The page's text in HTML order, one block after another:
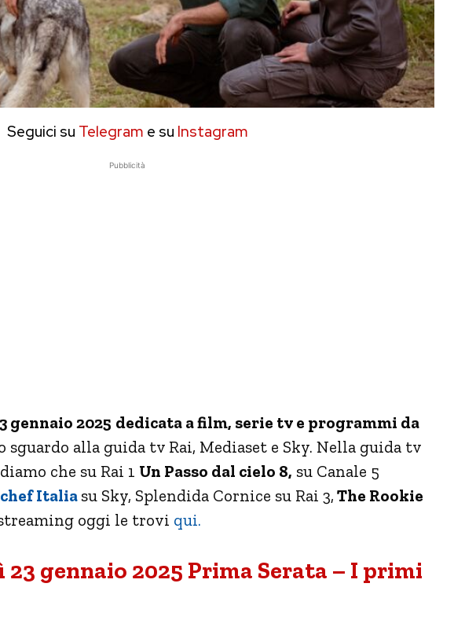
Seguici su Telegram e su Instagram
Pubblicità
gennaio 2025 dedicata a film, serie tv e programmi da
sguardo alla guida tv Rai, Mediaset e Sky. Nella guida tv
che su Rai 1 Un Passo dal cielo 8, su Canale 5
Italiasu Sky, Splendida Cornice su Rai 3, The Rookie
oggi le trovi qui.
gennaio 2025 Prima Serata – I primi